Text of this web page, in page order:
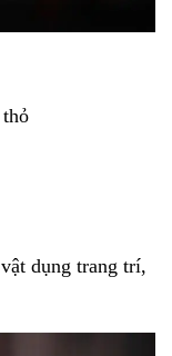
dụng trang trí,